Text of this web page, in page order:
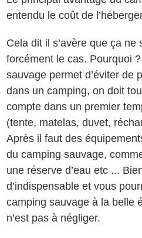
entendu le coût de
Cela dit il s’avère que ça ne
forcément le cas. Pourquoi
sauvage permet d’éviter de
dans un camping, on doit
compte dans un premier
(tente, matelas, duvet,
Après il faut des
du camping sauvage,
une réserve d’eau etc ...
d’indispensable et vous
camping sauvage à la belle
n’est pas à négliger.